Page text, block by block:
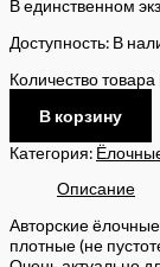
В единственном
Доступность: В
Количество
В корзину
Категория:
Описание
Авторские
плотные (не